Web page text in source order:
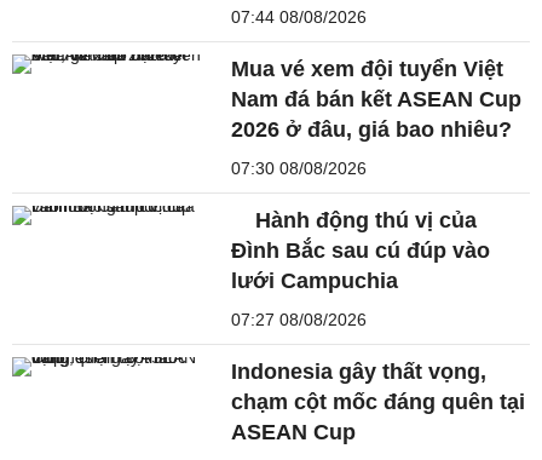
07:44 08/08/2026
Mua vé xem đội tuyển Việt
Nam đá bán kết ASEAN Cup
2026 ở đâu, giá bao nhiêu?
07:30 08/08/2026
Hành động thú vị của
Đình Bắc sau cú đúp vào
lưới Campuchia
07:27 08/08/2026
Indonesia gây thất vọng,
chạm cột mốc đáng quên tại
ASEAN Cup